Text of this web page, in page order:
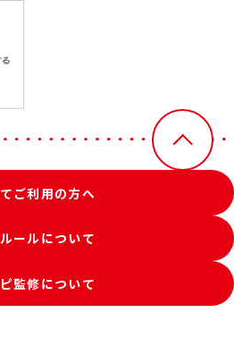
ご利用の方へ
ールについて
監修について